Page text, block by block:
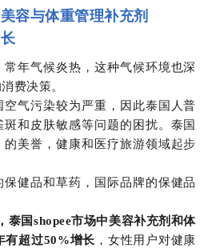
容与体重管理补充剂
年气候炎热，这种气候环境也深
费决策。
空气污染较为严重，因此泰国人普
和皮肤敏感等问题的困扰。泰国
美誉，健康和医疗旅游领域起步
健品和草药，国际品牌的保健品
泰国shopee市场中美容补充剂和体
有超过50%增长 ，女性用户对健康